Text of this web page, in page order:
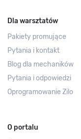
Dla warsztatów
Pakiety promujące
Pytania i kontakt
Blog dla mechaników
Pytania i odpowiedzi
Oprogramowanie Zilo
O portalu